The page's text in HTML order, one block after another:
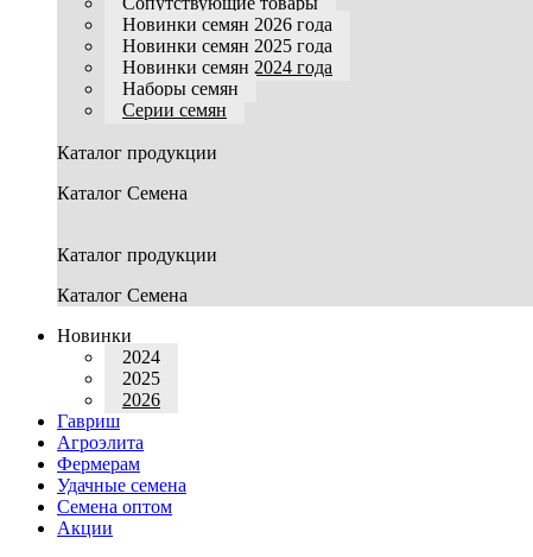
Новинки семян 2026 года
Новинки семян 2025 года
Новинки семян 2024 года
Наборы семян
Серии семян
Каталог продукции
Каталог Семена
Каталог продукции
Каталог Семена
Новинки
2024
2025
2026
Гавриш
Агроэлита
Фермерам
Удачные семена
Семена оптом
Акции